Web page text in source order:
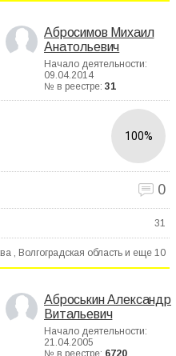
Абросимов Михаил
Анатольевич
Начало деятельности:
09.04.2014
№ в реестре: 31
100%
0
31
, Волгоградская область и еще 10
Аброськин Александр
Витальевич
Начало деятельности:
21.04.2005